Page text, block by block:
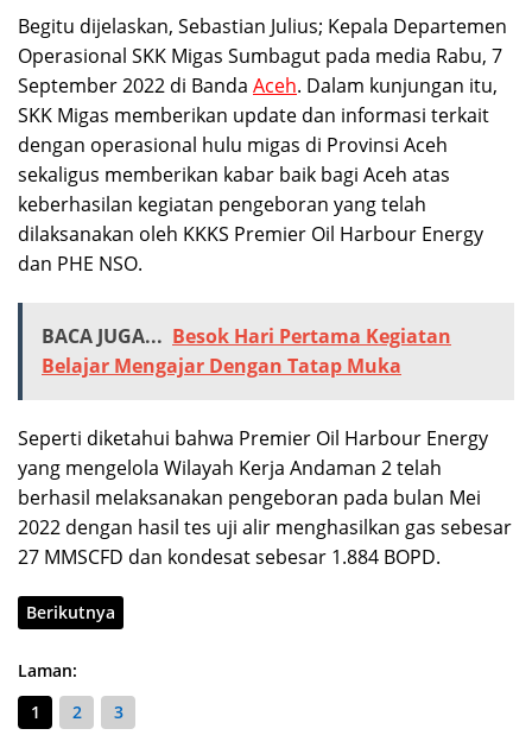
Begitu dijelaskan, Sebastian Julius; Kepala Departemen
Operasional SKK Migas Sumbagut pada media Rabu, 7
September 2022 di Banda Aceh. Dalam kunjungan itu,
SKK Migas memberikan update dan informasi terkait
dengan operasional hulu migas di Provinsi Aceh
sekaligus memberikan kabar baik bagi Aceh atas
keberhasilan kegiatan pengeboran yang telah
dilaksanakan oleh KKKS Premier Oil Harbour Energy
dan PHE NSO.
BACA JUGA... Besok Hari Pertama Kegiatan
Belajar Mengajar Dengan Tatap Muka
Seperti diketahui bahwa Premier Oil Harbour Energy
yang mengelola Wilayah Kerja Andaman 2 telah
berhasil melaksanakan pengeboran pada bulan Mei
2022 dengan hasil tes uji alir menghasilkan gas sebesar
27 MMSCFD dan kondesat sebesar 1.884 BOPD.
Berikutnya
Laman:
1
2 3